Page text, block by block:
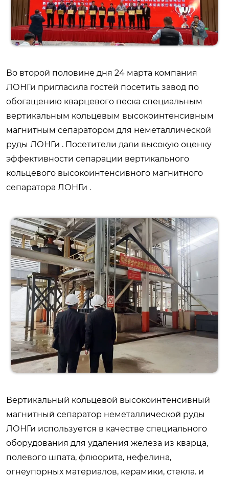
Во второй половине дня 24 марта компания
ЛОНГи пригласила гостей посетить завод по
обогащению кварцевого песка специальным
вертикальным кольцевым высокоинтенсивным
магнитным сепаратором для неметаллической
руды ЛОНГи . Посетители дали высокую оценку
эффективности сепарации вертикального
кольцевого высокоинтенсивного магнитного
сепаратора ЛОНГи .
Вертикальный кольцевой высокоинтенсивный
магнитный сепаратор неметаллической руды
ЛОНГи используется в качестве специального
оборудования для удаления железа из кварца,
полевого шпата, флюорита, нефелина,
огнеупорных материалов, керамики, стекла. и